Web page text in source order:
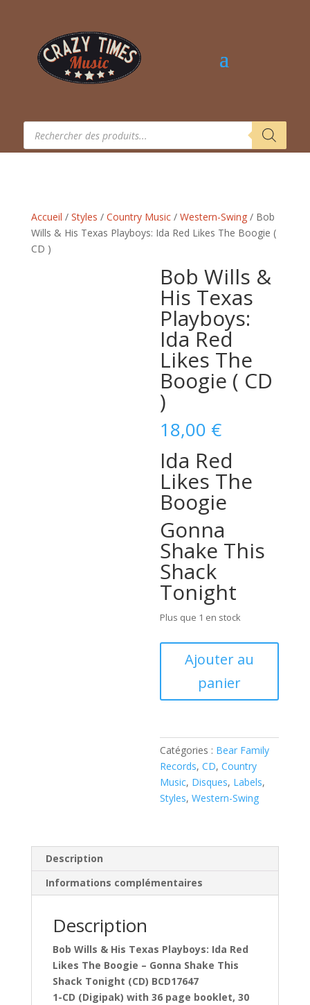
Recherche
produits
Accueil / Styles / Country Music/ Western-Swing/ Bob
Wills & His Texas Playboys: Ida Red Likes The Boogie (
CD )
Bob Wills &
His Texas
Playboys:
Ida Red
Likes The
Boogie ( CD
)
18,00 €
Ida Red
Likes The
Boogie
Gonna
Shake This
Shack
Tonight
Plus que 1 en stock
Wills
Texas
Playboys:
Ida
Red
Likes
CD
)
Ajouter au
panier
Catégories : Bear Family
Records,CD,Country
Music, Disques, Labels,
Styles,Western-Swing
Description
Informations complémentaires
Description
Bob Wills & His Texas Playboys: Ida Red
Likes The Boogie – Gonna Shake This
Shack Tonight (CD) BCD17647
1-CD (Digipak) with 36 page booklet, 30